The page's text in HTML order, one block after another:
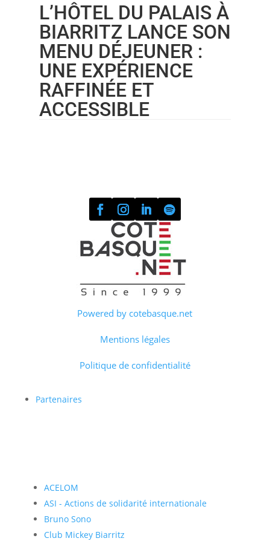
L’HÔTEL DU PALAIS À
BIARRITZ LANCE SON
MENU DÉJEUNER :
UNE EXPÉRIENCE
RAFFINÉE ET
ACCESSIBLE
Powered by cotebasque.net
Mentions légales
Politique de confidentialité
Partenaires
ACELOM
ASI - Actions de solidarité internationale
Bruno Sono
Club Mickey Biarritz